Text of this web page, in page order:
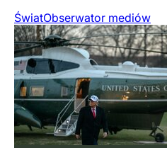
ŚwiatObserwator mediów